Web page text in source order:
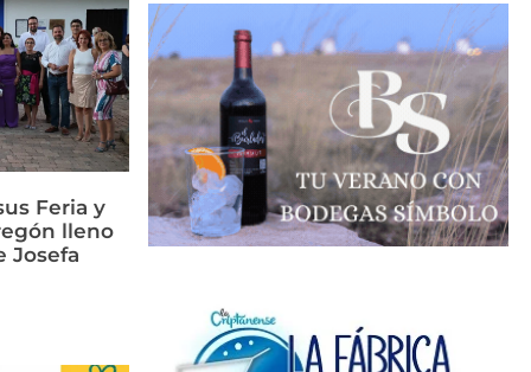
Feria y
lleno
Josefa